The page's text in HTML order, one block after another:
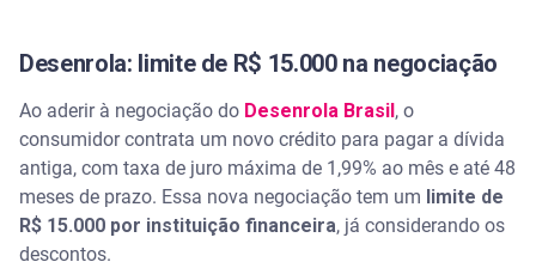
Desenrola: limite de R$ 15.000 na negociação
Ao aderir à negociação do Desenrola Brasil , o
consumidor contrata um novo crédito para pagar a dívida
antiga, com taxa de juro máxima de 1,99% ao mês e até 48
meses de prazo. Essa nova negociação tem um limite de
R$ 15.000 por instituição financeira, já considerando os
descontos.